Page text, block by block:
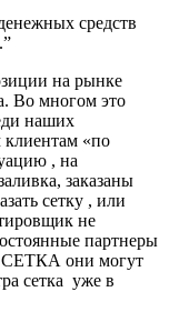
средств
на рынке
Во многом это
наших
«по
, на
заказаны
сетку , или
не
партнеры
они могут
сетка уже в